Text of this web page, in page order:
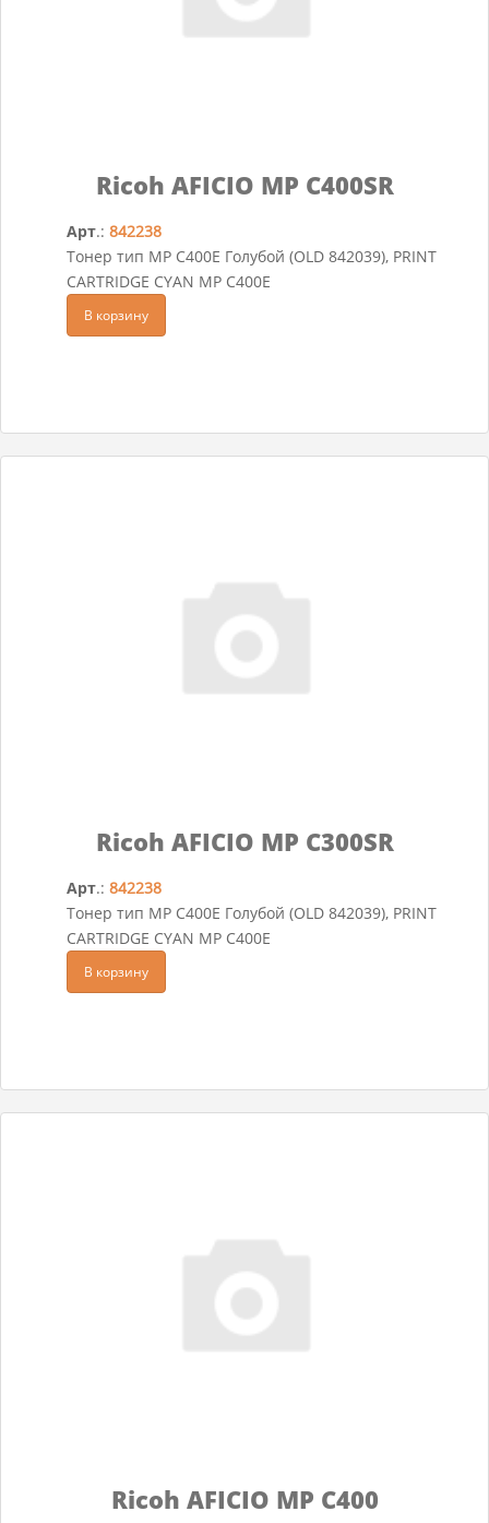
Ricoh AFICIO MP C400SR
Арт.: 842238
Тонер тип MP C400E Голубой (OLD 842039), PRINT
CARTRIDGE CYAN MP C400E
В корзину
Ricoh AFICIO MP C300SR
Арт.: 842238
Тонер тип MP C400E Голубой (OLD 842039), PRINT
CARTRIDGE CYAN MP C400E
В корзину
Ricoh AFICIO MP C400